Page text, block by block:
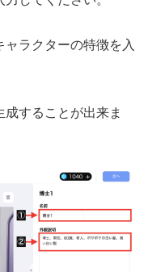
ャラクターの特徴を入
成することが出来ま